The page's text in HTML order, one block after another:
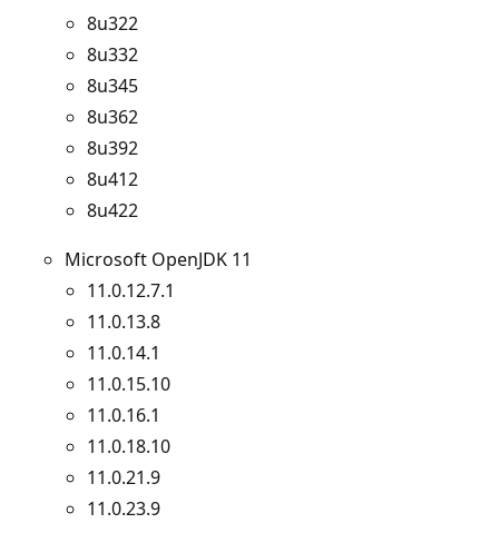
8u322
8u332
8u345
8u362
8u392
8u412
8u422
Microsoft OpenJDK 11
11.0.12.7.1
11.0.13.8
11.0.14.1
11.0.15.10
11.0.16.1
11.0.18.10
11.0.21.9
11.0.23.9